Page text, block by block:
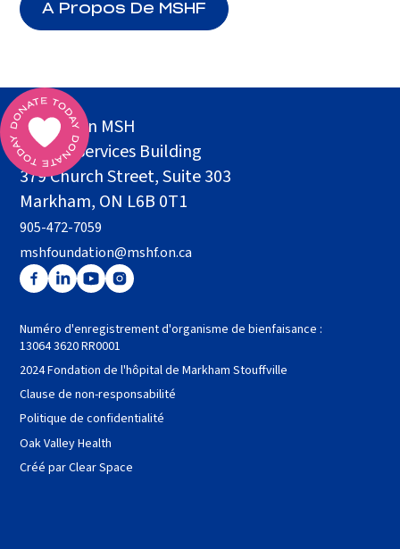
A Propos De MSHF
Fondation MSH
Health Services Building
379 Church Street, Suite 303
Markham, ON L6B 0T1
905-472-7059
mshfoundation@mshf.on.ca
Numéro d'enregistrement d'organisme de bienfaisance :
13064 3620 RR0001
2024 Fondation de l'hôpital de Markham Stouffville
Clause de non-responsabilité
Politique de confidentialité
Oak Valley Health
Créé par Clear Space